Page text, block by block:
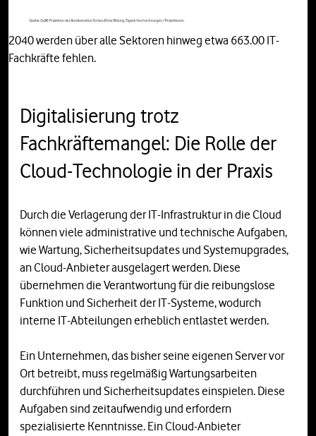
2040 werden über alle Sektoren hinweg etwa 663.00 IT-
Fachkräfte fehlen.
Digitalisierung trotz
Fachkräftemangel: Die Rolle der
Cloud-Technologie in der Praxis
Durch die Verlagerung der IT-Infrastruktur in die Cloud
können viele administrative und technische Aufgaben,
wie Wartung, Sicherheitsupdates und Systemupgrades,
an Cloud-Anbieter ausgelagert werden. Diese
übernehmen die Verantwortung für die reibungslose
Funktion und Sicherheit der IT-Systeme, wodurch
interne IT-Abteilungen erheblich entlastet werden.
Ein Unternehmen, das bisher seine eigenen Server vor
Ort betreibt, muss regelmäßig Wartungsarbeiten
durchführen und Sicherheitsupdates einspielen. Diese
Aufgaben sind zeitaufwendig und erfordern
spezialisierte Kenntnisse. Ein Cloud-Anbieter